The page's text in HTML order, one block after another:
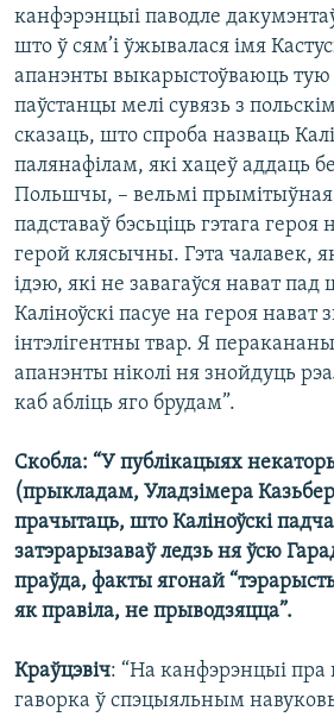
канфэрэнцыі паводле
што ў сям’і ўжывалася імя
апанэнты выкарыстоўваюць тую
паўстанцы мелі сувязь з
сказаць, што спроба назваць
палянафілам, які хацеў аддаць
Польшчы, – вельмі
падставаў бэсьціць гэтага героя
герой клясычны. Гэта чалавек,
ідэю, які не завагаўся нават
Каліноўскі пасуе на героя
інтэлігентны твар. Я
апанэнты ніколі ня знойдуць
каб абліць яго брудам”.
Скобла: “У публікацыях
(прыкладам, Уладзімера
прачытаць, што Каліноўскі
затэрарызаваў ледзь ня ўсю
праўда, факты ягонай
як правіла, не прыводзяцца”.
Краўцэвіч: “На канфэрэнцыі пра
гаворка ў спэцыяльным